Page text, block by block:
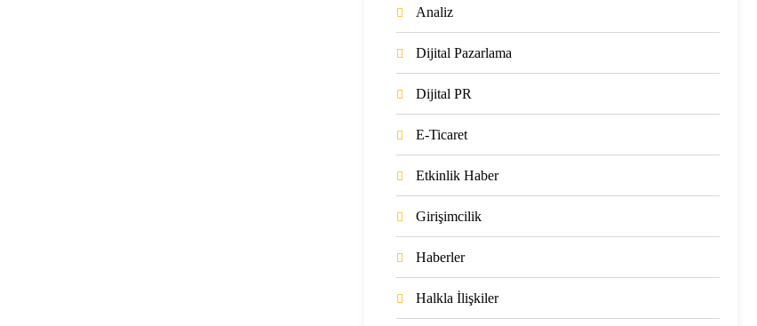
Analiz
Dijital Pazarlama
Dijital PR
E-Ticaret
Etkinlik Haber
Girişimcilik
Haberler
Halkla İlişkiler